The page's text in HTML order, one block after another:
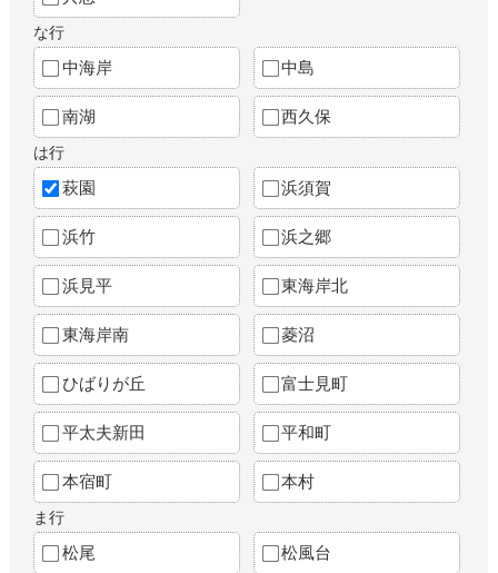
な行
中海岸 中島
南湖 西久保
は行
萩園 浜須賀
浜竹 浜之郷
浜見平 東海岸北
東海岸南 菱沼
ひばりが丘 富士見町
平太夫新田 平和町
本宿町 本村
ま行
松尾 松風台